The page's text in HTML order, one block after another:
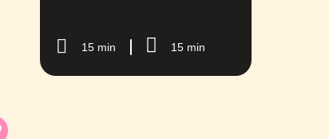
15 min 15 min